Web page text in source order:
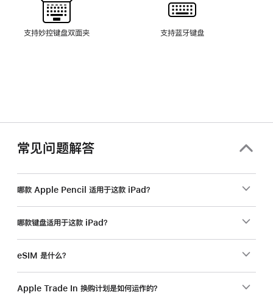
支持妙控键盘双面夹 支持蓝牙键盘
常见问题解答
哪款 Apple Pencil 适用于这款 iPad？
哪款键盘适用于这款 iPad？
eSIM 是什么？
Apple Trade In 换购计划是如何运作的？